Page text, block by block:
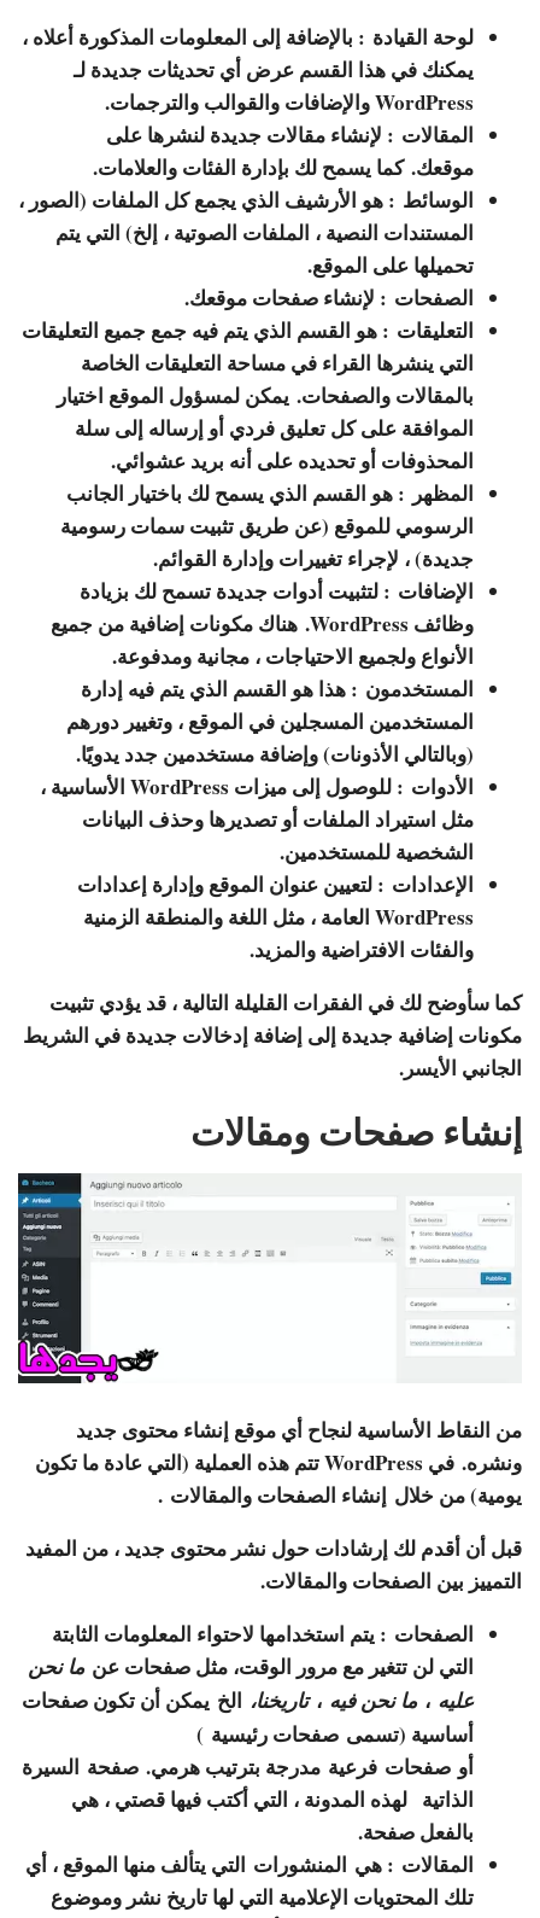
لوحة القيادة : بالإضافة إلى المعلومات المذكورة أعلاه ،
يمكنك في هذا القسم عرض أي تحديثات جديدة لـ
WordPress والإضافات والقوالب والترجمات.
المقالات : لإنشاء مقالات جديدة لنشرها على
موقعك. كما يسمح لك بإدارة الفئات والعلامات.
الوسائط : هو الأرشيف الذي يجمع كل الملفات (الصور ،
المستندات النصية ، الملفات الصوتية ، إلخ) التي يتم
تحميلها على الموقع.
الصفحات : لإنشاء صفحات موقعك.
التعليقات : هو القسم الذي يتم فيه جمع جميع التعليقات
التي ينشرها القراء في مساحة التعليقات الخاصة
بالمقالات والصفحات. يمكن لمسؤول الموقع اختيار
الموافقة على كل تعليق فردي أو إرساله إلى سلة
المحذوفات أو تحديده على أنه بريد عشوائي.
المظهر : هو القسم الذي يسمح لك باختيار الجانب
الرسومي للموقع (عن طريق تثبيت سمات رسومية
جديدة) ، لإجراء تغييرات وإدارة القوائم.
الإضافات : لتثبيت أدوات جديدة تسمح لك بزيادة
وظائف WordPress. هناك مكونات إضافية من جميع
الأنواع ولجميع الاحتياجات ، مجانية ومدفوعة.
المستخدمون : هذا هو القسم الذي يتم فيه إدارة
المستخدمين المسجلين في الموقع ، وتغيير دورهم
(وبالتالي الأذونات) وإضافة مستخدمين جدد يدويًا.
الأدوات
: للوصول إلى ميزات WordPress الأساسية ،
مثل استيراد الملفات أو تصديرها وحذف البيانات
الشخصية للمستخدمين.
الإعدادات : لتعيين عنوان الموقع وإدارة إعدادات
WordPress العامة ، مثل اللغة والمنطقة الزمنية
والفئات الافتراضية والمزيد.
كما سأوضح لك في الفقرات القليلة التالية ، قد يؤدي تثبيت
مكونات إضافية جديدة إلى إضافة إدخالات جديدة في الشريط
الجانبي الأيسر.
إنشاء صفحات ومقالات
من النقاط الأساسية لنجاح أي موقع إنشاء محتوى جديد
ونشره. في WordPress تتم هذه العملية (التي عادة ما تكون
يومية) من خلال إنشاء الصفحات والمقالات .
قبل أن أقدم لك إرشادات حول نشر محتوى جديد ، من المفيد
التمييز بين الصفحات والمقالات.
الصفحات : يتم استخدامها لاحتواء المعلومات الثابتة
التي لن تتغير مع مرور الوقت، مثل صفحات عنما نحن
عليه ،ما نحن فيه ،تاريخنا، الخ يمكن أن تكون صفحات
أساسية (تسمى صفحات رئيسية )
أو صفحات فرعية مدرجة بترتيب هرمي. صفحة السيرة
الذاتية لهذه المدونة ، التي أكتب فيها قصتي ، هي
بالفعل صفحة.
المقالات : هي المنشورات التي يتألف منها الموقع ، أي
تلك المحتويات الإعلامية التي لها تاريخ نشر وموضوع